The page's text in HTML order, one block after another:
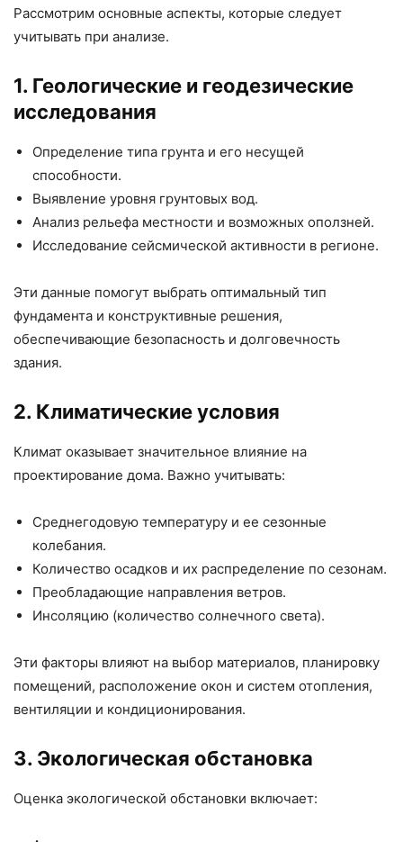
Рассмотрим основные аспекты, которые следует
учитывать при анализе.
1. Геологические и геодезические
исследования
Определение типа грунта и его несущей
способности.
Выявление уровня грунтовых вод.
Анализ рельефа местности и возможных оползней.
Исследование сейсмической активности в регионе.
Эти данные помогут выбрать оптимальный тип
фундамента и конструктивные решения,
обеспечивающие безопасность и долговечность
здания.
2. Климатические условия
Климат оказывает значительное влияние на
проектирование дома. Важно учитывать:
Среднегодовую температуру и ее сезонные
колебания.
Количество осадков и их распределение по сезонам.
Преобладающие направления ветров.
Инсоляцию (количество солнечного света).
Эти факторы влияют на выбор материалов, планировку
помещений, расположение окон и систем отопления,
вентиляции и кондиционирования.
3. Экологическая обстановка
Оценка экологической обстановки включает: